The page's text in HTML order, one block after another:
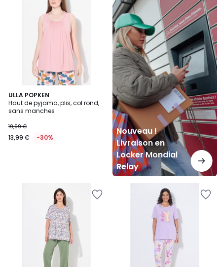
ULLA POPKEN
Haut de pyjama, plis, col rond,
sans manches
19,99 €
13,99 € -30%
Nouveau !
Livraison en
Locker Mondial
Relay
Livraison
en
Locker
Mondial
Relay